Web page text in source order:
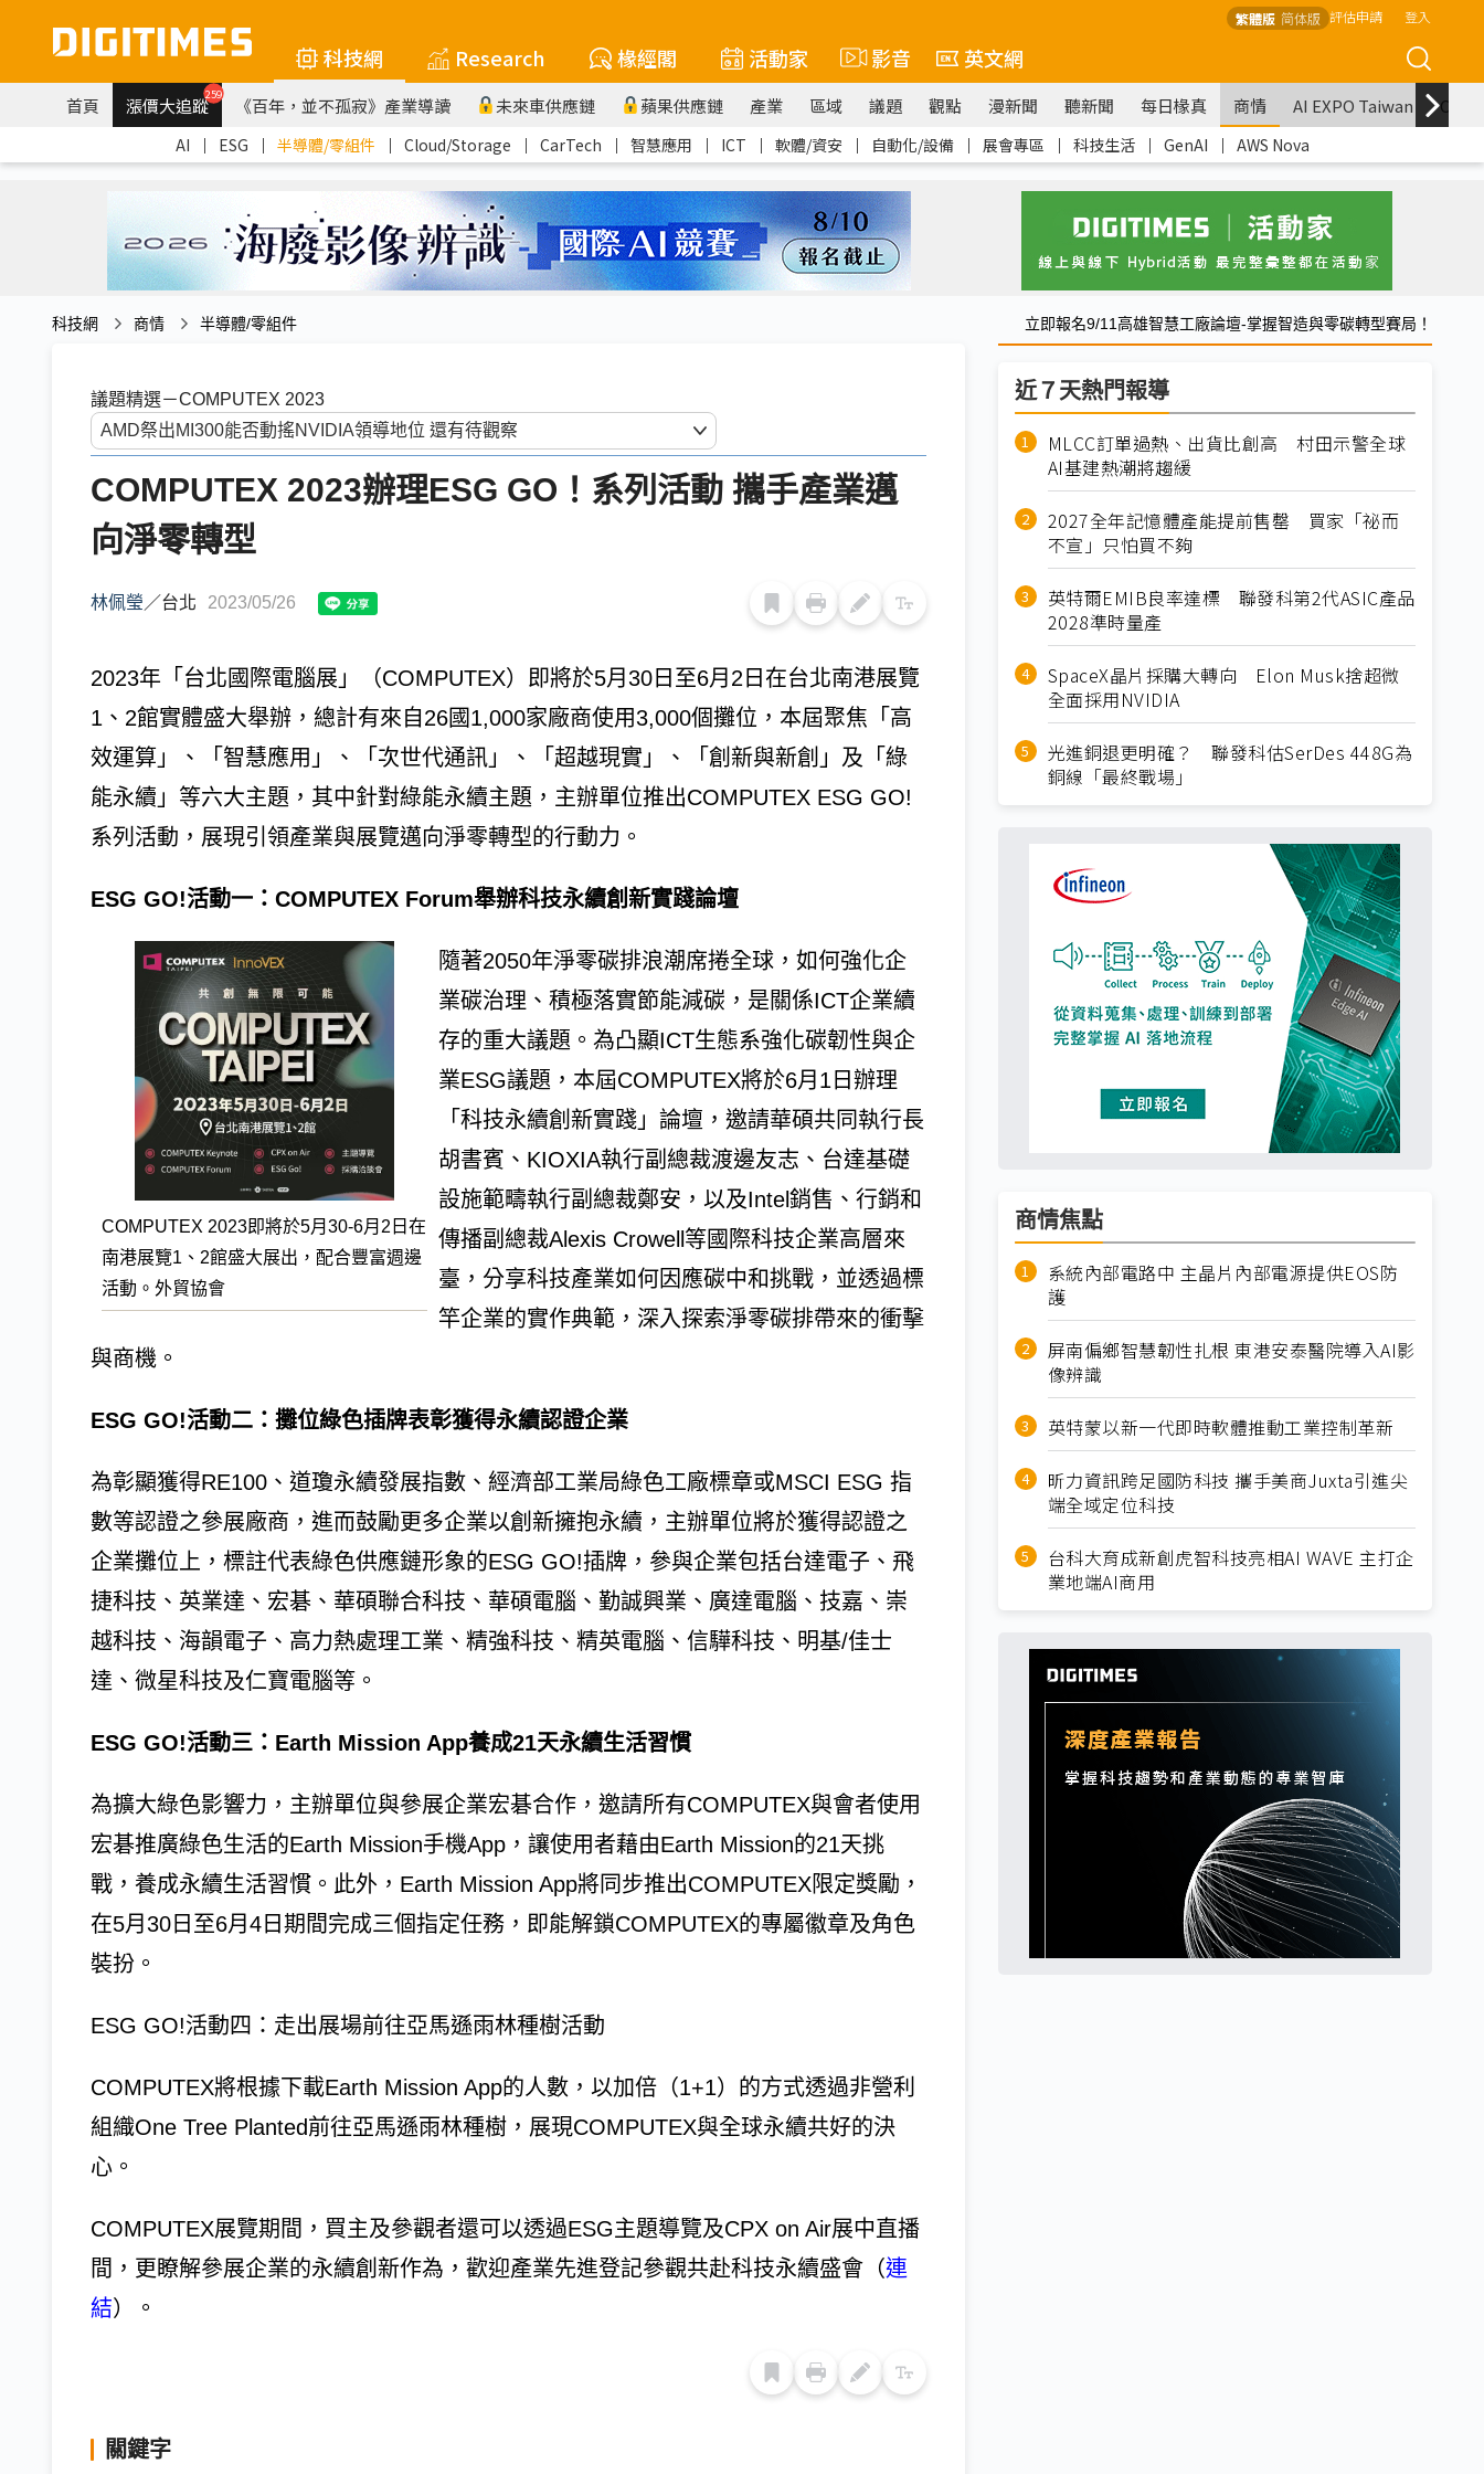
繁體版 简体版 評估申請 登入
科技網 Research 椽經閣 活動家 影音 英文網
首頁 漲價大追蹤259 《百年，並不孤寂》產業導讀 未來車供應鏈 蘋果供應鏈 產業 區域 議題 觀點 漫新聞 聽新聞 每日椽真 商情 AI EXPO Taiwan
AI ｜ ESG ｜ 半導體/零組件 ｜ Cloud/Storage ｜ CarTech ｜ 智慧應用 ｜ ICT ｜ 軟體/資安 ｜ 自動化/設備 ｜ 展會專區 ｜ 科技生活 ｜ GenAI ｜ AWS Nova
科技網 商情 半導體/零組件 立即報名9/11高雄智慧工廠論壇-掌握智造與零碳轉型賽局！
議題精選－COMPUTEX 2023
COMPUTEX 2023辦理ESG GO！系列活動 攜手產業邁
向淨零轉型
林佩瑩 ／台北 2023/05/26
2023年「台北國際電腦展」（COMPUTEX）即將於5月30日至6月2日在台北南港展覽
1、2館實體盛大舉辦，總計有來自26國1,000家廠商使用3,000個攤位，本屆聚焦「高
效運算」、「智慧應用」、「次世代通訊」、「超越現實」、「創新與新創」及「綠
能永續」等六大主題，其中針對綠能永續主題，主辦單位推出COMPUTEX ESG GO!
系列活動，展現引領產業與展覽邁向淨零轉型的行動力。
ESG GO!活動一：COMPUTEX Forum舉辦科技永續創新實踐論壇
COMPUTEX 2023即將於5月30-6月2日在
南港展覽1、2館盛大展出，配合豐富週邊
活動。外貿協會
隨著2050年淨零碳排浪潮席捲全球，如何強化企
業碳治理、積極落實節能減碳，是關係ICT企業續
存的重大議題。為凸顯ICT生態系強化碳韌性與企
業ESG議題，本屆COMPUTEX將於6月1日辦理
「科技永續創新實踐」論壇，邀請華碩共同執行長
胡書賓、KIOXIA執行副總裁渡邊友志、台達基礎
設施範疇執行副總裁鄭安，以及Intel銷售、行銷和
傳播副總裁Alexis Crowell等國際科技企業高層來
臺，分享科技產業如何因應碳中和挑戰，並透過標
竿企業的實作典範，深入探索淨零碳排帶來的衝擊
與商機。
ESG GO!活動二：攤位綠色插牌表彰獲得永續認證企業
為彰顯獲得RE100、道瓊永續發展指數、經濟部工業局綠色工廠標章或MSCI ESG 指
數等認證之參展廠商，進而鼓勵更多企業以創新擁抱永續，主辦單位將於獲得認證之
企業攤位上，標註代表綠色供應鏈形象的ESG GO!插牌，參與企業包括台達電子、飛
捷科技、英業達、宏碁、華碩聯合科技、華碩電腦、勤誠興業、廣達電腦、技嘉、崇
越科技、海韻電子、高力熱處理工業、精強科技、精英電腦、信驊科技、明基/佳士
達、微星科技及仁寶電腦等。
ESG GO!活動三：Earth Mission App養成21天永續生活習慣
為擴大綠色影響力，主辦單位與參展企業宏碁合作，邀請所有COMPUTEX與會者使用
宏碁推廣綠色生活的Earth Mission手機App，讓使用者藉由Earth Mission的21天挑
戰，養成永續生活習慣。此外，Earth Mission App將同步推出COMPUTEX限定獎勵，
在5月30日至6月4日期間完成三個指定任務，即能解鎖COMPUTEX的專屬徽章及角色
裝扮。
ESG GO!活動四：走出展場前往亞馬遜雨林種樹活動
COMPUTEX將根據下載Earth Mission App的人數，以加倍（1+1）的方式透過非營利
組織One Tree Planted前往亞馬遜雨林種樹，展現COMPUTEX與全球永續共好的決
心。
COMPUTEX展覽期間，買主及參觀者還可以透過ESG主題導覽及CPX on Air展中直播
間，更瞭解參展企業的永續創新作為，歡迎產業先進登記參觀共赴科技永續盛會（連
結）。
關鍵字
近７天熱門報導
MLCC訂單過熱、出貨比創高 村田示警全球
AI基建熱潮將趨緩
2027全年記憶體產能提前售罄 買家「祕而
不宣」只怕買不夠
英特爾EMIB良率達標 聯發科第2代ASIC產品
2028準時量產
SpaceX晶片採購大轉向 Elon Musk捨超微
全面採用NVIDIA
光進銅退更明確？ 聯發科估SerDes 448G為
銅線「最終戰場」
商情焦點
系統內部電路中 主晶片內部電源提供EOS防
護
屏南偏鄉智慧韌性扎根 東港安泰醫院導入AI影
像辨識
英特蒙以新一代即時軟體推動工業控制革新
昕力資訊跨足國防科技 攜手美商Juxta引進尖
端全域定位科技
台科大育成新創虎智科技亮相AI WAVE 主打企
業地端AI商用